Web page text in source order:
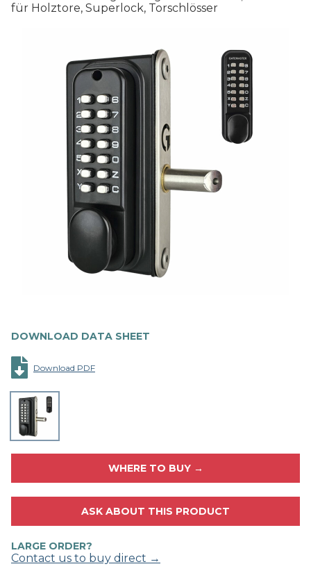
für Holztore, Superlock, Torschlösser
DOWNLOAD DATA SHEET
Download PDF
WHERE TO BUY →
ASK ABOUT THIS PRODUCT
LARGE ORDER?
Contact us to buy direct →